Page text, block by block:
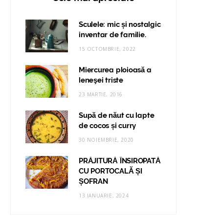
Sculele: mic și nostalgic
inventar de familie.
15 OCTOMBRIE, 2022
Miercurea ploioasă a
leneşei triste
23 MARTIE, 2016
Supă de năut cu lapte
de cocos și curry
30 NOIEMBRIE, 2020
PRĂJITURĂ ÎNSIROPATĂ
CU PORTOCALĂ ȘI
ȘOFRAN
13 IANUARIE, 2024